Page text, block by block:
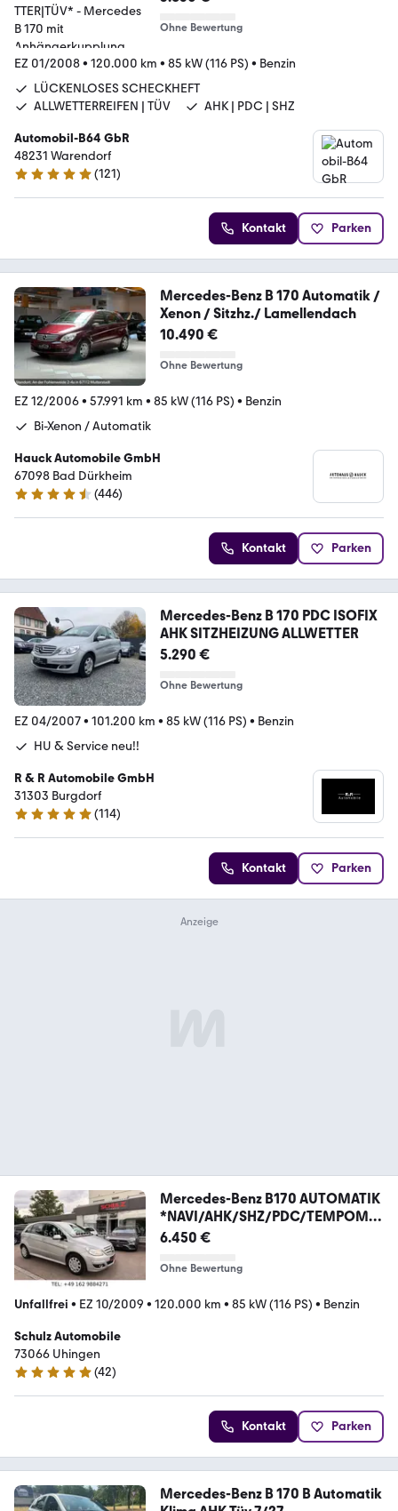
Ohne Bewertung
EZ 01/2008• 120.000 km • 85 kW (116 PS) • Benzin
LÜCKENLOSES SCHECKHEFT
ALLWETTERREIFEN | TÜV
AHK | PDC | SHZ
Automobil-B64 GbR
48231 Warendorf
5 Sterne
(121)
Kontakt Parken
Mercedes-Benz B 170 Automatik /
Xenon / Sitzhz./ Lamellendach
10.490 €
Ohne Bewertung
EZ 12/2006• 57.991 km • 85 kW (116 PS) • Benzin
Bi-Xenon / Automatik
Hauck Automobile GmbH
67098 Bad Dürkheim
4.4 Sterne
(446)
Kontakt Parken
Mercedes-Benz B 170 PDC ISOFIX
AHK SITZHEIZUNG ALLWETTER
5.290 €
Ohne Bewertung
EZ 04/2007• 101.200 km • 85 kW (116 PS) • Benzin
HU & Service neu!!
R & R Automobile GmbH
31303 Burgdorf
4.9 Sterne
(114)
Kontakt Parken
Mercedes-Benz B170 AUTOMATIK
*NAVI/AHK/SHZ/PDC/TEMPOMAT
/2.HAND
6.450 €
Ohne Bewertung
Unfallfrei • EZ 10/2009 • 120.000 km • 85 kW (116 PS) • Benzin
Schulz Automobile
73066 Uhingen
5 Sterne
(42)
Kontakt Parken
Mercedes-Benz B 170 B Automatik